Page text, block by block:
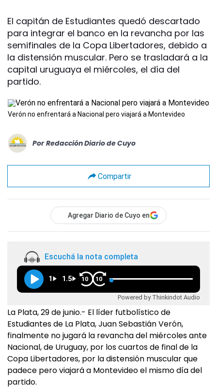
El capitán de Estudiantes quedó descartado
para integrar el banco en la revancha por las
semifinales de la Copa Libertadores, debido a
la distensión muscular. Pero se trasladará a la
capital uruguaya el miércoles, el día del
partido.
Verón no enfrentará a Nacional pero viajará a Montevideo
Por Redacción Diario de Cuyo
Compartir
Agregar Diario de Cuyo en
Escuchá la nota completa
1 1.5 10 10
Powered by Thinkindot Audio
La Plata, 29 de junio.- El líder futbolístico de
Estudiantes de La Plata, Juan Sebastián Verón,
finalmente no jugará la revancha del miércoles ante
Nacional, de Uruguay, por los cuartos de final de la
Copa Libertadores, por la distensión muscular que
padece pero viajará a Montevideo el mismo día del
partido.